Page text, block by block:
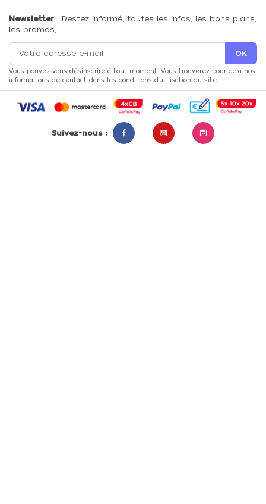
Newsletter : Restez informé, toutes les infos, les bons plans,
les promos, …
Vous pouvez vous désinscrire à tout moment. Vous trouverez pour cela nos
informations de contact dans les conditions d'utilisation du site.
Suivez-nous :
FacebookYouTubeInstagram